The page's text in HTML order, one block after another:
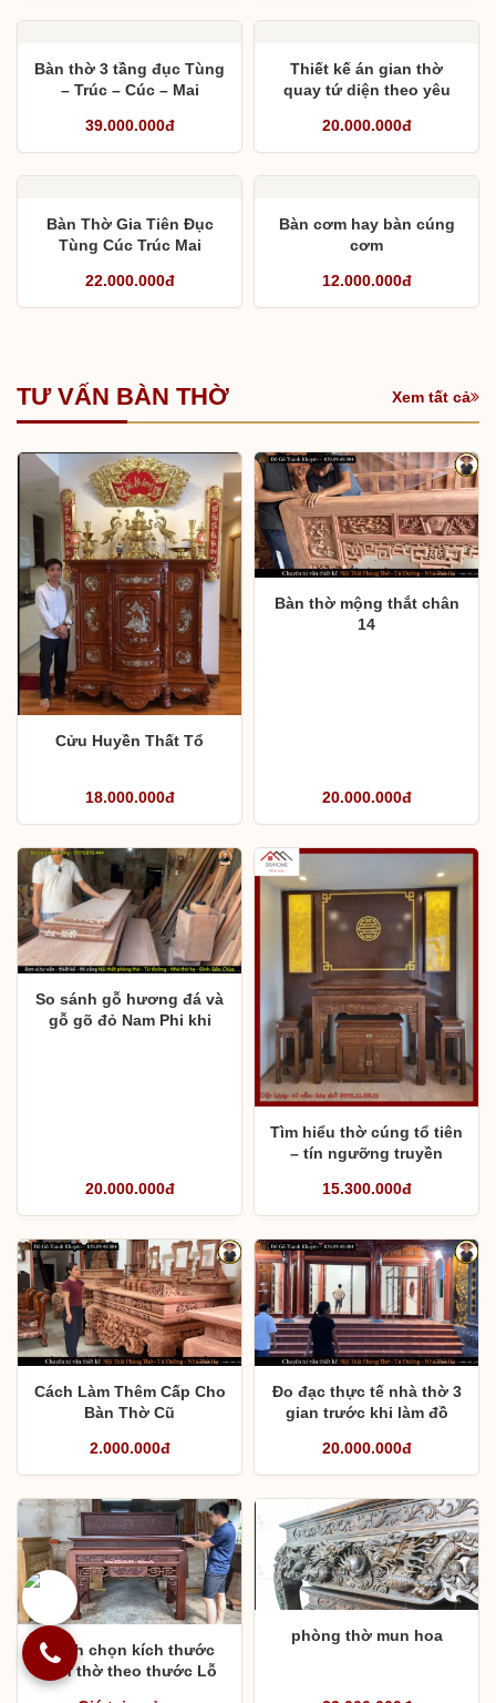
Bàn thờ 3 tầng đục Tùng
– Trúc – Cúc – Mai
39.000.000đ
Thiết kế án gian thờ
quay tứ diện theo yêu
20.000.000đ
Bàn Thờ Gia Tiên Đục
Tùng Cúc Trúc Mai
22.000.000đ
Bàn cơm hay bàn cúng
cơm
12.000.000đ
TƯ VẤN BÀN THỜ Xem tất cả
Cửu Huyền Thất Tổ
18.000.000đ
Bàn thờ mộng thắt chân
14
20.000.000đ
So sánh gỗ hương đá và
gỗ gõ đỏ Nam Phi khi
20.000.000đ
Tìm hiểu thờ cúng tổ tiên
– tín ngưỡng truyền
15.300.000đ
Cách Làm Thêm Cấp Cho
Bàn Thờ Cũ
2.000.000đ
Đo đạc thực tế nhà thờ 3
gian trước khi làm đồ
20.000.000đ
Cách chọn kích thước
bàn thờ theo thước Lỗ
Ban và chân bàn thờ phù
phòng thờ mun hoa